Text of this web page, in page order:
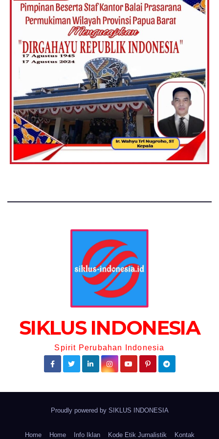
SIKLUS INDONESIA
Spirit Perubahan Indonesia
Proudly powered by SIKLUS INDONESIA
Home Home Info Iklan Kode Etik Jurnalistik Kontak